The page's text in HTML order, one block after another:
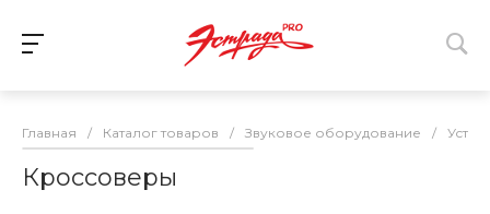
Главная / Каталог товаров / Звуковое оборудование /
Кроссоверы